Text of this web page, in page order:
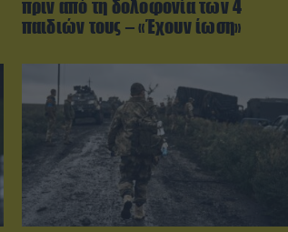
πριν από τη δολοφονία των 4
παιδιών τους – «Έχουν ίωση»